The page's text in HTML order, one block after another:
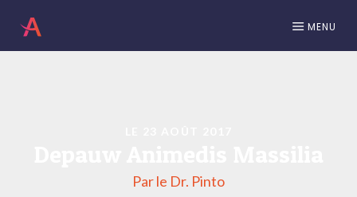
MENU
Par le Dr. Pinto